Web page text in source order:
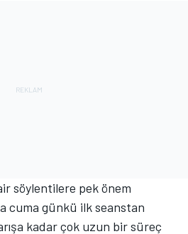
söylentilere pek önem
cuma günkü ilk seanstan
kadar çok uzun bir süreç